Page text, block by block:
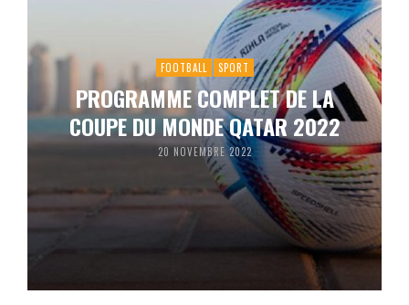
FOOTBALL SPORT
PROGRAMME COMPLET DE LA
COUPE DU MONDE QATAR 2022
20 NOVEMBRE 2022